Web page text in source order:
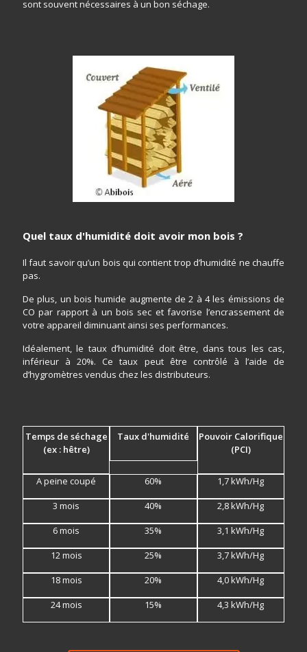
sont souvent nécessaires à un bon séchage.
Quel taux d'humidité doit avoir mon bois ?
Il faut savoir qu’un bois qui contient trop d’humidité ne chauffe
pas.
De plus, un bois humide augmente de 2 à 4 les émissions de
CO par rapport à un bois sec et favorise l’encrassement de
votre appareil diminuant ainsi ses performances.
Idéalement, le taux d’humidité doit être, dans tous les cas,
inférieur à 20%. Ce taux peut être contrôlé à l’aide de
d’hygromètres vendus chez les distributeurs.
Temps de séchage
(ex : hêtre)
Taux d'humidité
Pouvoir Calorifique
(PCI)
A peine coupé 60%
1,7 kWh/Hg
3 mois
40%
2,8 kWh/Hg
6 mois
35%
3,1 kWh/Hg
12 mois
25%
3,7 kWh/Hg
18 mois
20%
4,0 kWh/Hg
24 mois
15% 4,3 kWh/Hg